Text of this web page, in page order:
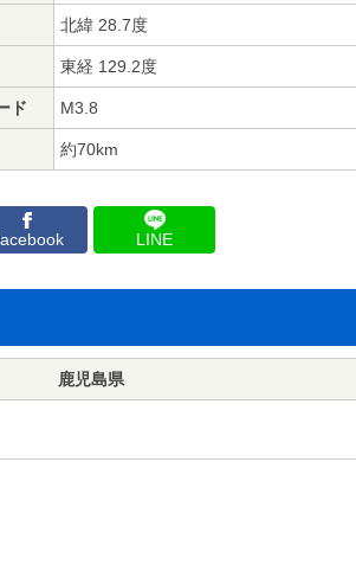
北緯 28.7度
東経 129.2度
ド M3.8
約70km
LINE
鹿児島県